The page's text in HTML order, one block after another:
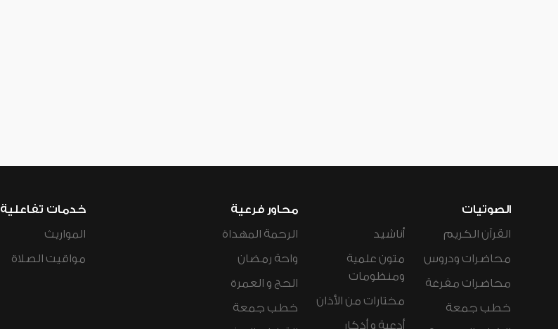
الصوتيات
القرآن الكريم
محاضرات ودروس
محاضرات مفرغة
خطب جمعة
أناشيد
متون علمية
ومنظومات
مختارات من الأذان
أدعية و أذكار
محاور فرعية
الرحمة المهداة
واحة رمضان
الحج و العمرة
خطب جمعة
خدمات تفاعلية
المواريث
مواقيت الصلاة